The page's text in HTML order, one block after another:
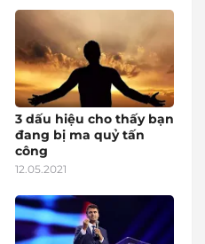
3 dấu hiệu cho thấy bạn
đang bị ma quỷ tấn
công
12.05.2021